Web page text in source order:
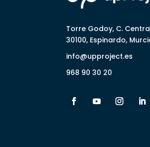
Torre Godoy, C.
30100, Espinardo,
info@upproject.es
968 90 30 20